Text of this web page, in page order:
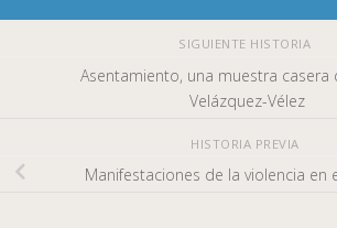
SIGUIENTE HISTORIA
Asentamiento, una muestra casera
Velázquez-Vélez
HISTORIA PREVIA
Manifestaciones de la violencia en